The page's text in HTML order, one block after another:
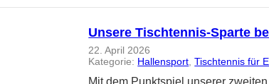
Unsere Tischtennis-Sparte
22. April 2026
Kategorie: Hallensport , Tischtennis für
Mit dem Punktspiel unserer